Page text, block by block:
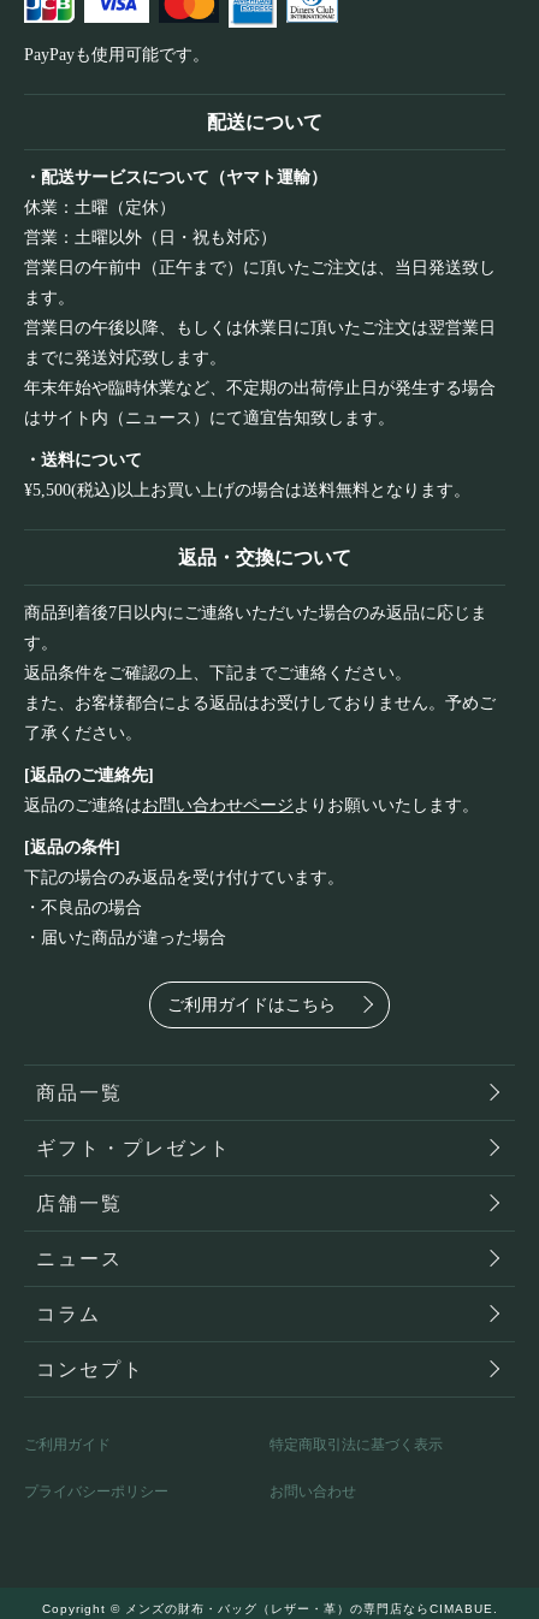
PayPayも使用可能です。
配送について
・配送サービスについて（ヤマト運輸）
休業：土曜（定休）
営業：土曜以外（日・祝も対応）
営業日の午前中（正午まで）に頂いたご注文は、当日発送致し
ます。
営業日の午後以降、もしくは休業日に頂いたご注文は翌営業日
までに発送対応致します。
年末年始や臨時休業など、不定期の出荷停止日が発生する場合
はサイト内（ニュース）にて適宜告知致します。
・送料について
¥5,500(税込)以上お買い上げの場合は送料無料となります。
返品・交換について
商品到着後7日以内にご連絡いただいた場合のみ返品に応じま
す。
返品条件をご確認の上、下記までご連絡ください。
また、お客様都合による返品はお受けしておりません。予めご
了承ください。
[返品のご連絡先]
返品のご連絡はお問い合わせページ よりお願いいたします。
[返品の条件]
下記の場合のみ返品を受け付けています。
・不良品の場合
・届いた商品が違った場合
ご利用ガイドはこちら
商品一覧
ギフト・プレゼント
店舗一覧
ニュース
コラム
コンセプト
ご利用ガイド 特定商取引法に基づく表示
プライバシーポリシー お問い合わせ
Copyright © メンズの財布・バッグ（レザー・革）の専門店ならCIMABUE.